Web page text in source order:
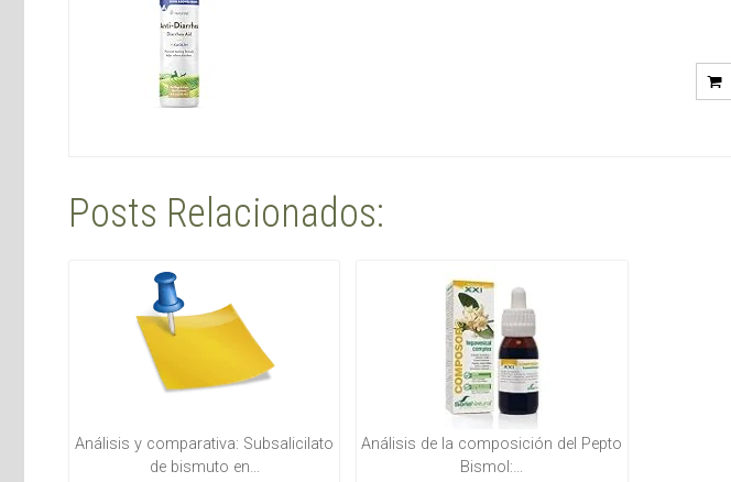
Posts Relacionados:
Análisis y comparativa: Subsalicilato
de bismuto en…
Análisis de la composición del Pepto
Bismol:…